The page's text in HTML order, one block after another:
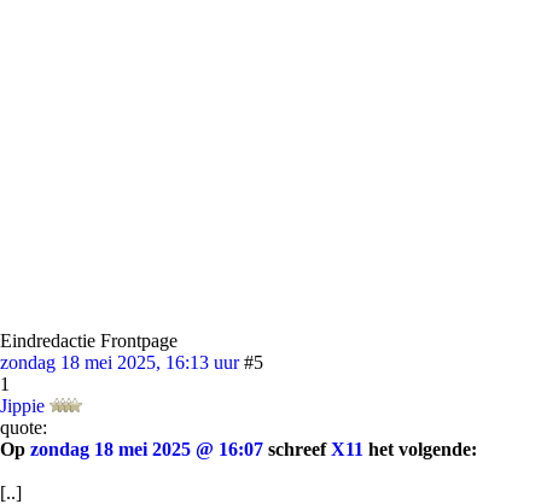
Eindredactie Frontpage
zondag 18 mei 2025, 16:13 uur #5
1
Jippie
quote:
Op zondag 18 mei 2025 @ 16:07 schreefX11 het volgende:
[..]